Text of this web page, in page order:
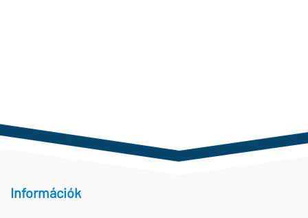
Információk